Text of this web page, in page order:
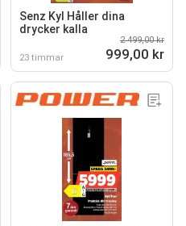
Senz Kyl Håller dina
drycker kalla
23 timmar
2 499,00 kr
999,00 kr